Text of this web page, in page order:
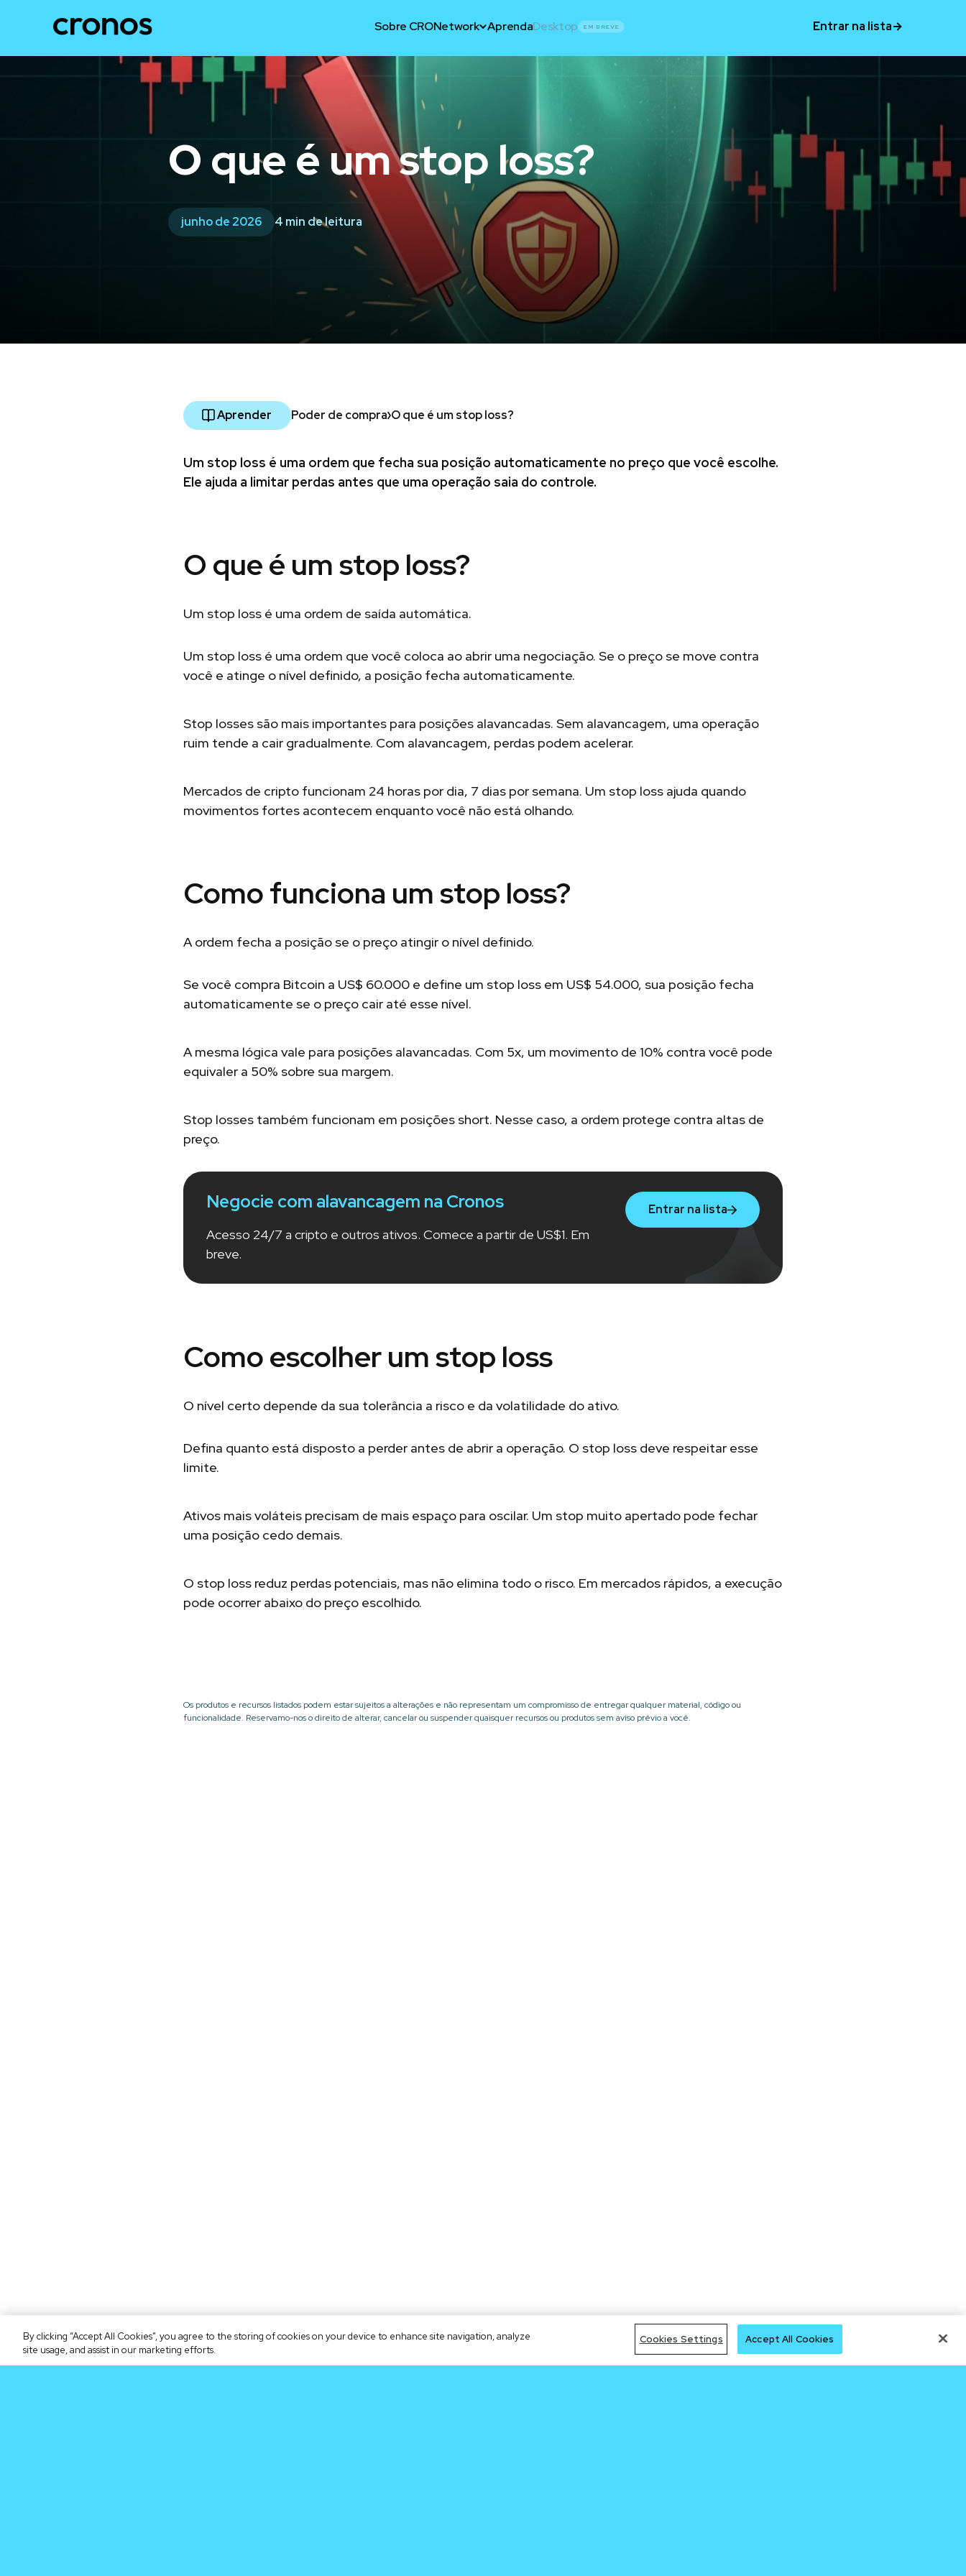
Sobre CRONetwork AprendaDesktop EM BREVE Entrar na lista→
O que é um stop loss?
junho de 2026 4 min de leitura
Aprender Poder de compra O que é um stop loss?
Um stop loss é uma ordem que fecha sua posição automaticamente no preço que você escolhe.
Ele ajuda a limitar perdas antes que uma operação saia do controle.
O que é um stop loss?
Um stop loss é uma ordem de saída automática.
Um stop loss é uma ordem que você coloca ao abrir uma negociação. Se o preço se move contra
você e atinge o nível definido, a posição fecha automaticamente.
Stop losses são mais importantes para posições alavancadas. Sem alavancagem, uma operação
ruim tende a cair gradualmente. Com alavancagem, perdas podem acelerar.
Mercados de cripto funcionam 24 horas por dia, 7 dias por semana. Um stop loss ajuda quando
movimentos fortes acontecem enquanto você não está olhando.
Como funciona um stop loss?
A ordem fecha a posição se o preço atingir o nível definido.
Se você compra Bitcoin a US$ 60.000 e define um stop loss em US$ 54.000, sua posição fecha
automaticamente se o preço cair até esse nível.
A mesma lógica vale para posições alavancadas. Com 5x, um movimento de 10% contra você pode
equivaler a 50% sobre sua margem.
Stop losses também funcionam em posições short. Nesse caso, a ordem protege contra altas de
preço.
Negocie com alavancagem na Cronos
Acesso 24/7 a cripto e outros ativos. Comece a partir de US$1. Em
breve.
Entrar na lista
Como escolher um stop loss
O nível certo depende da sua tolerância a risco e da volatilidade do ativo.
Defina quanto está disposto a perder antes de abrir a operação. O stop loss deve respeitar esse
limite.
Ativos mais voláteis precisam de mais espaço para oscilar. Um stop muito apertado pode fechar
uma posição cedo demais.
O stop loss reduz perdas potenciais, mas não elimina todo o risco. Em mercados rápidos, a execução
pode ocorrer abaixo do preço escolhido.
Os produtos e recursos listados podem estar sujeitos a alterações e não representam um compromisso de entregar qualquer material, código ou
funcionalidade. Reservamo-nos o direito de alterar, cancelar ou suspender quaisquer recursos ou produtos sem aviso prévio a você.
By clicking “Accept All Cookies”, you agree to the storing of cookies on your device to enhance site navigation, analyze
site usage, and assist in our marketing efforts.
Cookies Settings Accept All Cookies